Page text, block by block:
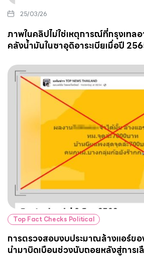
25/03/26
ภาพในคลิปไม่ใช่เหตุการณ์ที่กรุงเทล
คลังน้ำมันในซาอุดิอาระเบียเมื่อปี
Top Fact Checks Political
การตรวจสอบงบประมาณล้างแอร์ข
นำมาบิดเบือนช่วงนับถอยหลังสู่การ